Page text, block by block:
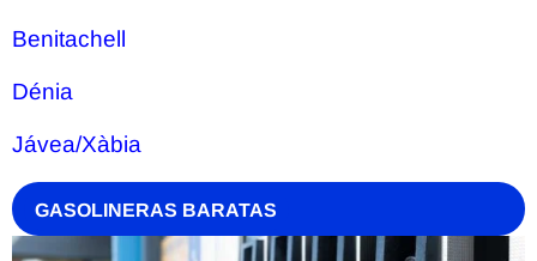
Benitachell
Dénia
Jávea/Xàbia
GASOLINERAS BARATAS